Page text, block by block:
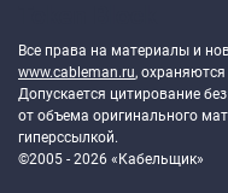
Все права на материалы и
www.cableman.ru,
Допускается цитирование
от объема оригинального
гиперссылкой.
©2005 - 2026 «Кабельщик»